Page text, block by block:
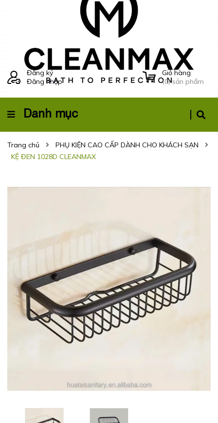
Đăng ký
Đăng nhập
Giỏ hàng
(0) sản phẩm
Danh mục
Trang chủ
PHỤ KIỆN CAO CẤP DÀNH CHO KHÁCH SẠN
KỆ ĐEN 1028D CLEANMAX